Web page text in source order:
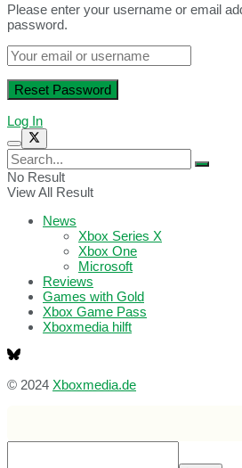
Please enter your username or email
password.
Log In
No Result
View All Result
News
Xbox Series X
Xbox One
Microsoft
Reviews
Games with Gold
Xbox Game Pass
Xboxmedia hilft
© 2024 Xboxmedia.de